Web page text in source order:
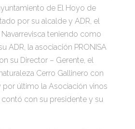
de El Hoyo de
por su alcalde y ADR, el
teniendo como
ADR, la asociación PRONISA
su Director – Gerente, el
Cerro Gallinero con
por último la Asociación vinos
con su presidente y su